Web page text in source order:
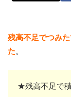
残高不足でつみ
た。
★残高不足で